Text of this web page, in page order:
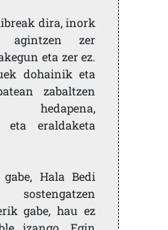
dira, inork
agintzen zer
eta zer ez.
dohainik eta
zabaltzen
eta eraldaketa
Hala Bedi
sostengatzen
gabe, hau ez